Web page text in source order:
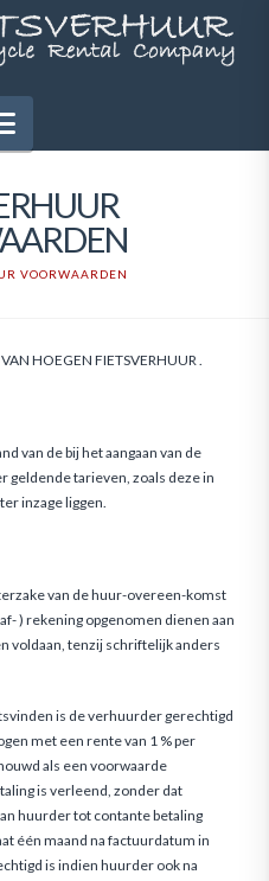
Navigation
VOORWAARDEN
HOEGEN FIETSVERHUUR .
van de bij het aangaan van de
tarieven, zoals deze in
inzage liggen.
van de huur-overeen-komst
) rekening opgenomen dienen aan
voldaan, tenzij schriftelijk anders
is de verhuurder gerechtigd
met een rente van 1 % per
als een voorwaarde
is verleend, zonder dat
huurder tot contante betaling
één maand na factuurdatum in
is indien huurder ook na